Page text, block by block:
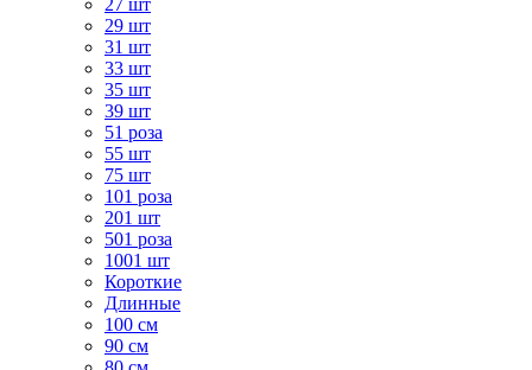
27 шт
29 шт
31 шт
33 шт
35 шт
39 шт
51 роза
55 шт
75 шт
101 роза
201 шт
501 роза
1001 шт
Короткие
Длинные
100 см
90 см